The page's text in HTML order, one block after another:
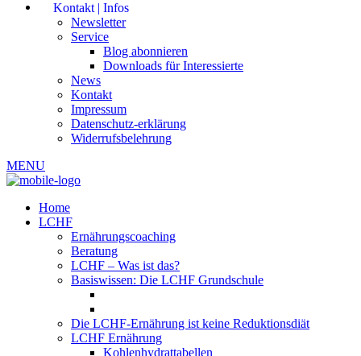
Kontakt | Infos
Newsletter
Service
Blog abonnieren
Downloads für Interessierte
News
Kontakt
Impressum
Datenschutz-erklärung
Widerrufsbelehrung
MENU
Home
LCHF
Ernährungscoaching
Beratung
LCHF – Was ist das?
Basiswissen: Die LCHF Grundschule
Die LCHF-Ernährung ist keine Reduktionsdiät
LCHF Ernährung
Kohlenhydrattabellen